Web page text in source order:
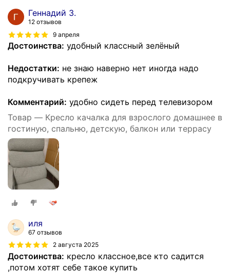
Геннадий З.
12 отзывов
9 апреля
Достоинства: удобный классный зелёный
Недостатки: не знаю наверно нет иногда надо
подкручивать крепеж
Комментарий: удобно сидеть перед телевизором
Товар — Кресло качалка для взрослого домашнее в
гостиную, спальню, детскую, балкон или террасу
иля
67 отзывов
2 августа 2025
Достоинства: кресло классное,все кто садится
,потом хотят себе такое купить